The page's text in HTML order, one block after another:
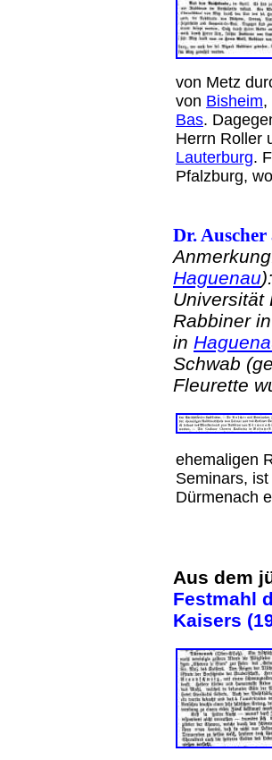
von Metz
von Bisheim,
Bas.
Herrn Roller
Lauterburg.
Pfalzburg,
Dr.
Haguenau
Universität
Rabbiner
in
Schwab
Fleurette
ehemaligen
Seminars,
Aus dem
Festmahl
Kaisers